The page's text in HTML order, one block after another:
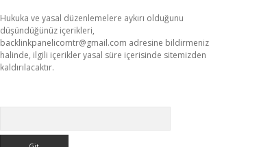
Hukuka ve yasal düzenlemelere aykırı olduğunu
düşündüğünüz içerikleri,
backlinkpanelicomtr@gmail.com adresine bildirmeniz
halinde, ilgili içerikler yasal süre içerisinde sitemizden
kaldırılacaktır.